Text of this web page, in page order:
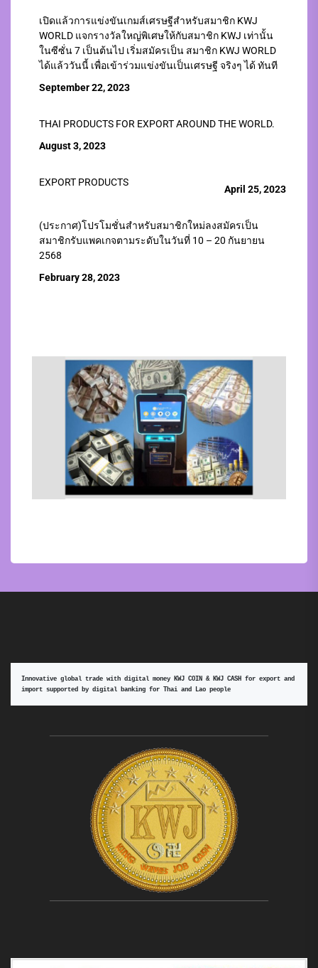
เปิดแล้วการแข่งขันเกมส์เศรษฐีสำหรับสมาชิก KWJ
WORLD แจกรางวัลใหญ่พิเศษให้กับสมาชิก KWJ เท่านั้น
ในซีซั่น 7 เป็นต้นไป เริ่มสมัครเป็น สมาชิก KWJ WORLD
ได้แล้ววันนี้ เพื่อเข้าร่วมแข่งขันเป็นเศรษฐี จริงๆ ได้ ทันที
September 22, 2023
THAI PRODUCTS FOR EXPORT AROUND THE WORLD.
August 3, 2023
EXPORT PRODUCTS
April 25, 2023
(ประกาศ)โปรโมชั่นสำหรับสมาชิกใหม่ลงสมัครเป็น
สมาชิกรับแพคเกจตามระดับในวันที่ 10 – 20 กันยายน
2568
February 28, 2023
Innovative global trade with digital money KWJ COIN & KWJ CASH for export and
import supported by digital banking for Thai and Lao people